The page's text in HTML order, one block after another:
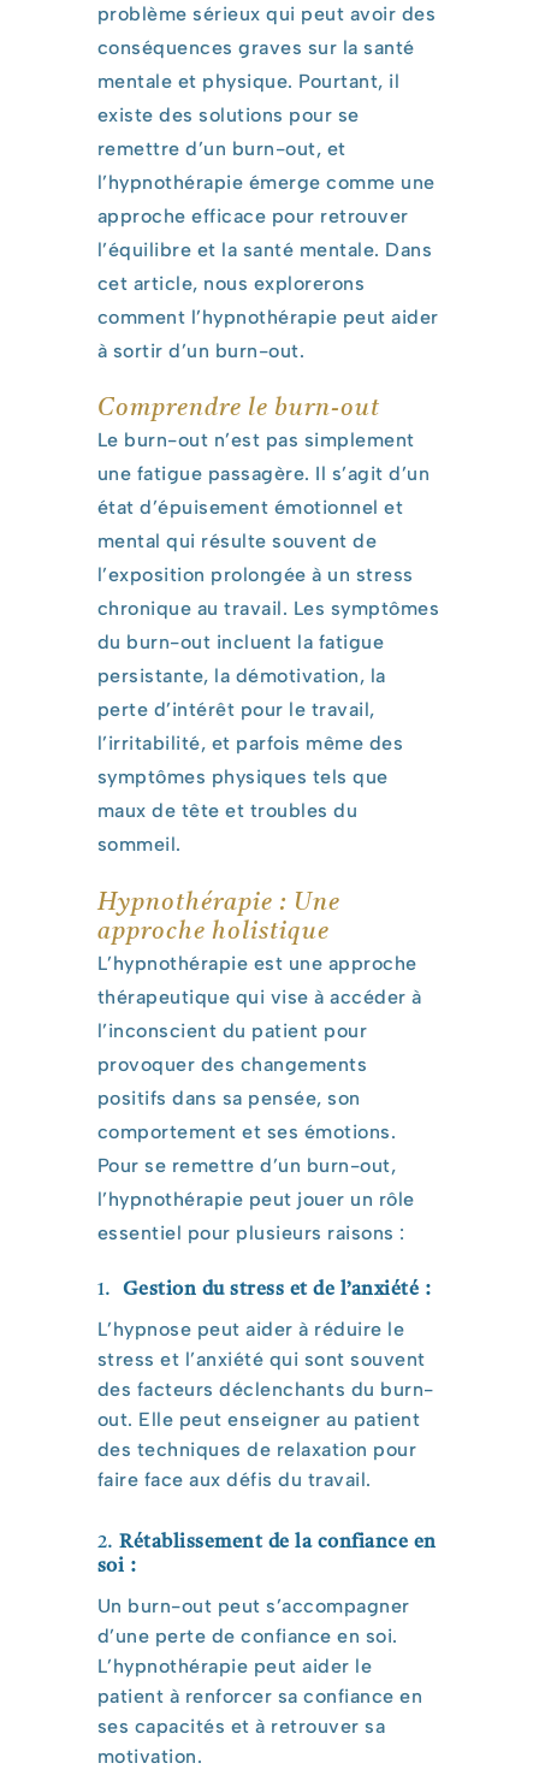
problème sérieux qui peut avoir des
conséquences graves sur la santé
mentale et physique. Pourtant, il
existe des solutions pour se
remettre d’un burn-out, et
l’hypnothérapie émerge comme une
approche efficace pour retrouver
l’équilibre et la santé mentale. Dans
cet article, nous explorerons
comment l’hypnothérapie peut aider
à sortir d’un burn-out.
Comprendre le burn-out
Le burn-out n’est pas simplement
une fatigue passagère. Il s’agit d’un
état d’épuisement émotionnel et
mental qui résulte souvent de
l’exposition prolongée à un stress
chronique au travail. Les symptômes
du burn-out incluent la fatigue
persistante, la démotivation, la
perte d’intérêt pour le travail,
l’irritabilité, et parfois même des
symptômes physiques tels que
maux de tête et troubles du
sommeil.
Hypnothérapie : Une
approche holistique
L’hypnothérapie est une approche
thérapeutique qui vise à accéder à
l’inconscient du patient pour
provoquer des changements
positifs dans sa pensée, son
comportement et ses émotions.
Pour se remettre d’un burn-out,
l’hypnothérapie peut jouer un rôle
essentiel pour plusieurs raisons :
1. Gestion du stress et de l’anxiété :
L’hypnose peut aider à réduire le
stress et l’anxiété qui sont souvent
des facteurs déclenchants du burn-
out. Elle peut enseigner au patient
des techniques de relaxation pour
faire face aux défis du travail.
2.Rétablissement de la confiance en
soi :
Un burn-out peut s’accompagner
d’une perte de confiance en soi.
L’hypnothérapie peut aider le
patient à renforcer sa confiance en
ses capacités et à retrouver sa
motivation.